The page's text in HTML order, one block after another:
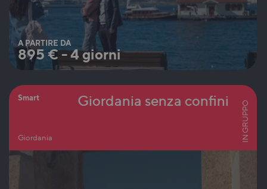
A PARTIRE DA
895 €-4 giorni
Smart
Giordania
Giordania senza confini IN GRUPPO